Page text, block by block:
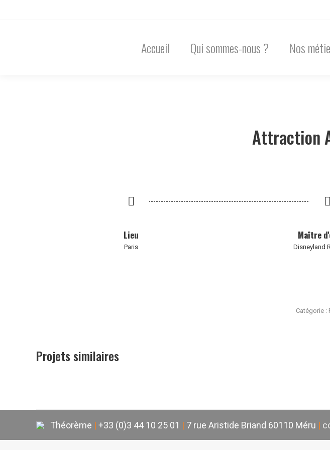
Accueil Qui sommes-nous ? Nos
Attraction
Lieu
Paris
Maître
Disneyland
Catégorie :
Projets similaires
Théorème | +33 (0)3 44 10 25 01 | 7 rue Aristide Briand 60110 Méru |